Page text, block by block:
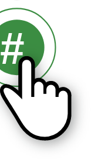
#